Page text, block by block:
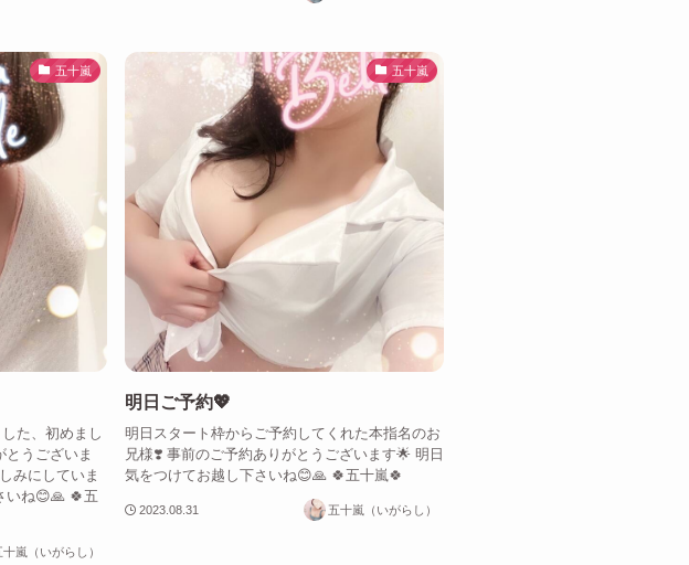
五十嵐
た、初めまし
うございま
みにしていま
いね😊🙏 🍀五
十嵐（いがらし）
五十嵐
明日ご予約💖
明日スタート枠からご予約してくれた本指名のお
兄様❣️ 事前のご予約ありがとうございます🌟 明日
気をつけてお越し下さいね😊🙏 🍀五十嵐🍀
2023.08.31 五十嵐（いがらし）